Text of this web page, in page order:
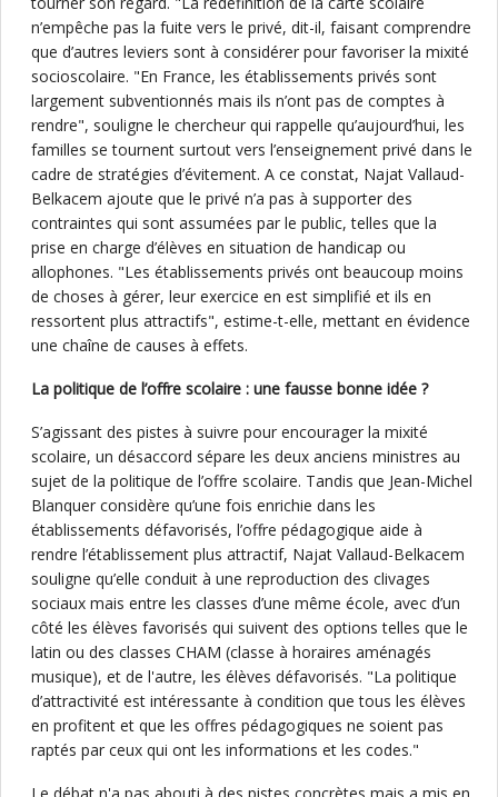
n’empêche pas la fuite vers le privé, dit-il, faisant comprendre
que d’autres leviers sont à considérer pour favoriser la mixité
socioscolaire. "En France, les établissements privés sont
largement subventionnés mais ils n’ont pas de comptes à
rendre", souligne le chercheur qui rappelle qu’aujourd’hui, les
familles se tournent surtout vers l’enseignement privé dans le
cadre de stratégies d’évitement. A ce constat, Najat Vallaud-
Belkacem ajoute que le privé n’a pas à supporter des
contraintes qui sont assumées par le public, telles que la
prise en charge d’élèves en situation de handicap ou
allophones. "Les établissements privés ont beaucoup moins
de choses à gérer, leur exercice en est simplifié et ils en
ressortent plus attractifs", estime-t-elle, mettant en évidence
une chaîne de causes à effets.
La politique de l’offre scolaire : une fausse bonne idée ?
S’agissant des pistes à suivre pour encourager la mixité
scolaire, un désaccord sépare les deux anciens ministres au
sujet de la politique de l’offre scolaire. Tandis que Jean-Michel
Blanquer considère qu’une fois enrichie dans les
établissements défavorisés, l’offre pédagogique aide à
rendre l’établissement plus attractif, Najat Vallaud-Belkacem
souligne qu’elle conduit à une reproduction des clivages
sociaux mais entre les classes d’une même école, avec d’un
côté les élèves favorisés qui suivent des options telles que le
latin ou des classes CHAM (classe à horaires aménagés
musique), et de l'autre, les élèves défavorisés. "La politique
d’attractivité est intéressante à condition que tous les élèves
en profitent et que les offres pédagogiques ne soient pas
raptés par ceux qui ont les informations et les codes."